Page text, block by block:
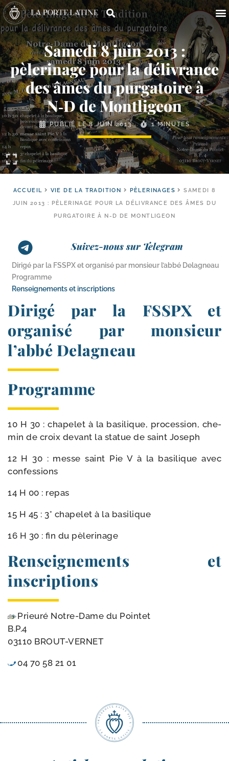
Samedi 8 juin 2013 :
pèlerinage pour la délivrance
des âmes du purgatoire à
N‑D de Montligeon
PUBLIÉ LE8 JUIN 2013 1 MINUTES
ACCUEIL VIE DE LA TRADITION PÈLERINAGES
SAMEDI 8
JUIN 2013 : PÈLERINAGE POUR LA DÉLIVRANCE DES ÂMES DU
PURGATOIRE À N-D DE MONTLIGEON
Suivez-nous sur Telegram
Dirigé par la FSSPX et organisé par monsieur l’abbé Delagneau
Programme
Renseignements et inscriptions
Dirigé par la FSSPX et
organisé par monsieur
l’abbé Delagneau
Programme
10 H 30 : cha­pe­let à la basi­lique, pro­ces­sion, che­
min de croix devant la sta­tue de saint Joseph
12 H 30 : messe saint Pie V à la basi­lique avec
confessions
14 H 00 : repas
15 H 45 : 3° cha­pe­let à la basilique
16 H 30 : fin du pèlerinage
Renseignements et
inscriptions
Prieuré Notre-​Dame du Pointet
B.P.4
03110 BROUT-VERNET
04 70 58 21 01